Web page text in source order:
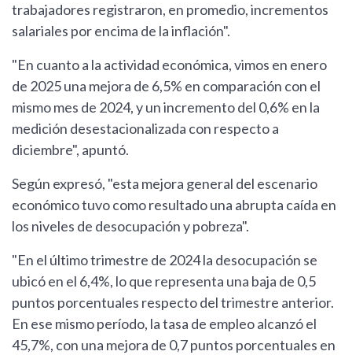
trabajadores registraron, en promedio, incrementos
salariales por encima de la inflación".
"En cuanto a la actividad económica, vimos en enero
de 2025 una mejora de 6,5% en comparación con el
mismo mes de 2024, y un incremento del 0,6% en la
medición desestacionalizada con respecto a
diciembre", apuntó.
Según expresó, "esta mejora general del escenario
económico tuvo como resultado una abrupta caída en
los niveles de desocupación y pobreza".
"En el último trimestre de 2024 la desocupación se
ubicó en el 6,4%, lo que representa una baja de 0,5
puntos porcentuales respecto del trimestre anterior.
En ese mismo período, la tasa de empleo alcanzó el
45,7%, con una mejora de 0,7 puntos porcentuales en